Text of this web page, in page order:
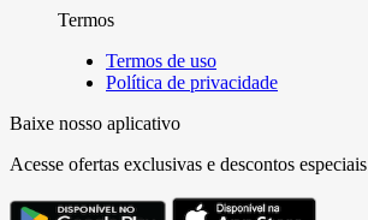
Termos
Termos de uso
Política de privacidade
Baixe nosso aplicativo
Acesse ofertas exclusivas e descontos especiais